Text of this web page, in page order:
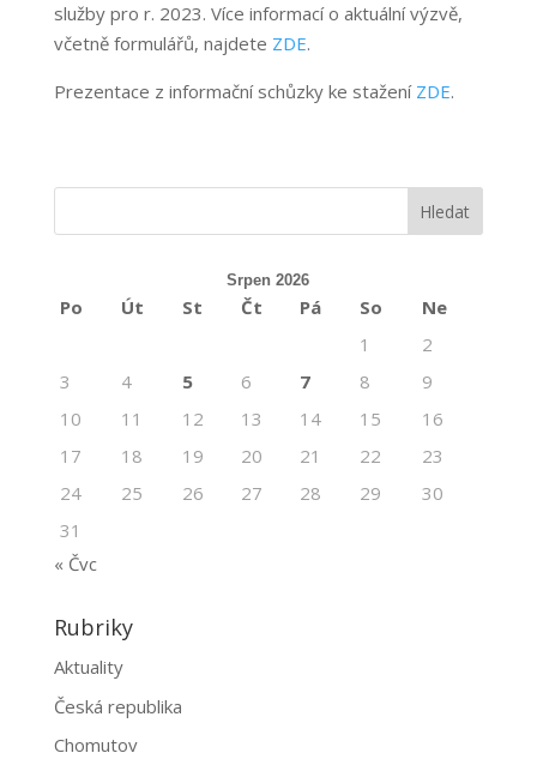
služby pro r. 2023. Více informací o aktuální výzvě,
včetně formulářů, najdete ZDE.
Prezentace z informační schůzky ke stažení ZDE.
Srpen 2026
Po Út St Čt Pá So
Ne
1
2
3
4 5 6 7 8
9
10
11 12 13 14 15
16
17
18 19 20 21 22
23
24
25 26 27 28 29
30
31
« Čvc
Rubriky
Aktuality
Česká republika
Chomutov